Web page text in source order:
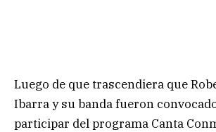
Luego de que trascendiera que
Ibarra y su banda fueron
participar del programa Canta